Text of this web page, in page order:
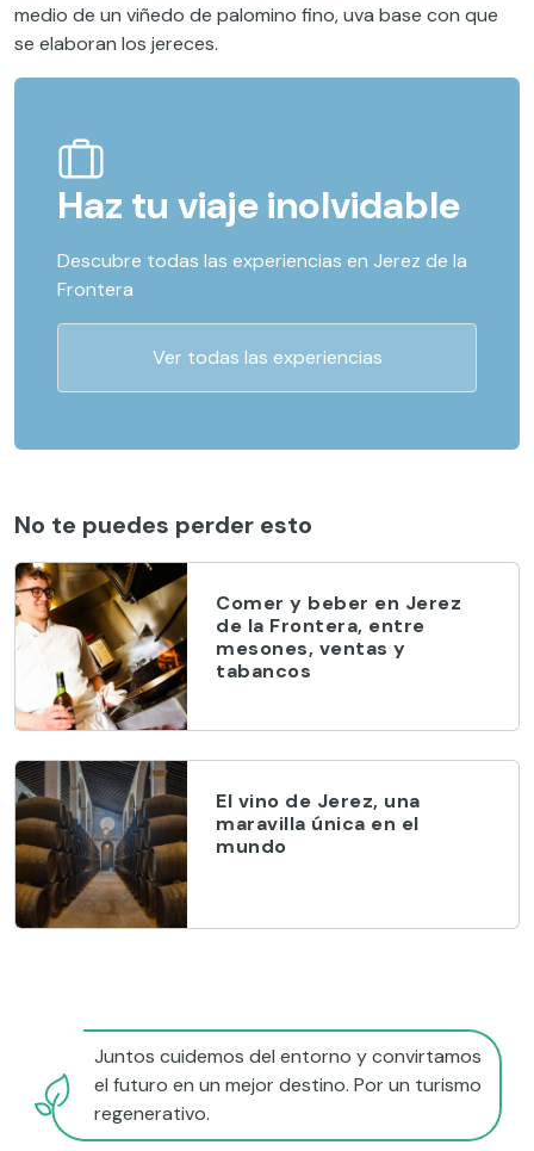
medio de un viñedo de palomino fino, uva base con que
se elaboran los jereces.
Haz tu viaje inolvidable
Descubre todas las experiencias en Jerez de la
Frontera
Ver todas las experiencias
No te puedes perder esto
Comer y beber en Jerez
de la Frontera, entre
mesones, ventas y
tabancos
El vino de Jerez, una
maravilla única en el
mundo
Juntos cuidemos del entorno y convirtamos
el futuro en un mejor destino. Por un turismo
regenerativo.